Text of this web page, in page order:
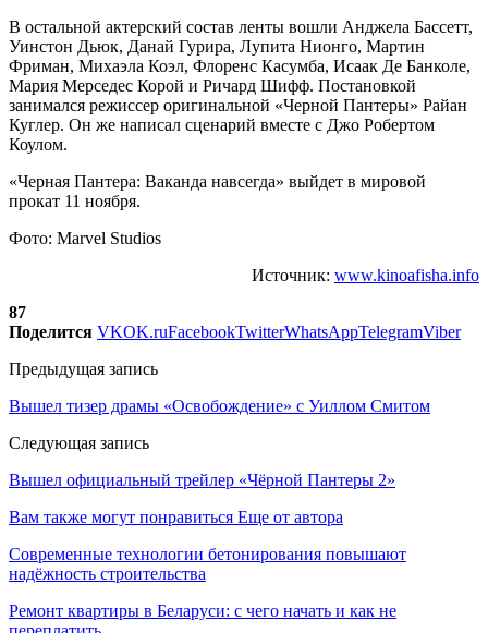
В остальной актерский состав ленты вошли Анджела Бассетт,
Уинстон Дьюк, Данай Гурира, Лупита Нионго, Мартин
Фриман, Михаэла Коэл, Флоренс Касумба, Исаак Де Банколе,
Мария Мерседес Корой и Ричард Шифф. Постановкой
занимался режиссер оригинальной «Черной Пантеры» Райан
Куглер. Он же написал сценарий вместе с Джо Робертом
Коулом.
«Черная Пантера: Ваканда навсегда» выйдет в мировой
прокат 11 ноября.
Фото: Marvel Studios
Источник: www.kinoafisha.info
87
Поделится VKOK.ruFacebookTwitterWhatsAppTelegramViber
Предыдущая запись
Вышел тизер драмы «Освобождение» с Уиллом Смитом
Следующая запись
Вышел официальный трейлер «Чёрной Пантеры 2»
Вам также могут понравиться Еще от автора
Современные технологии бетонирования повышают
надёжность строительства
Ремонт квартиры в Беларуси: с чего начать и как не